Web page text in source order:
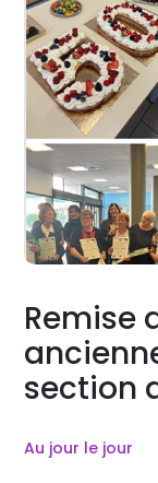
Remise
section
Au jour le jour